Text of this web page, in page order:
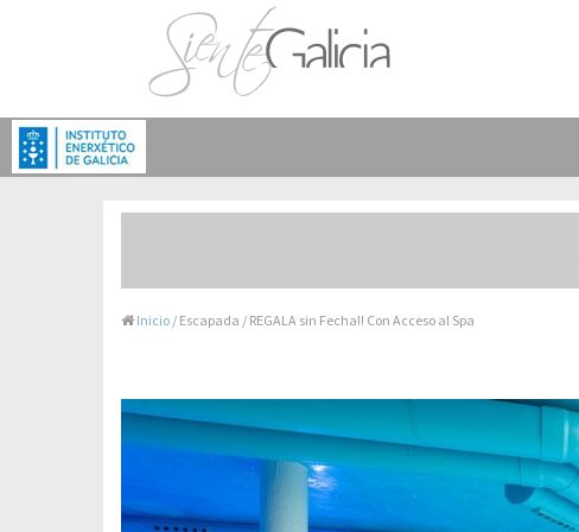
Inicio / Escapada / REGALA sin Fecha!! Con Acceso al Spa